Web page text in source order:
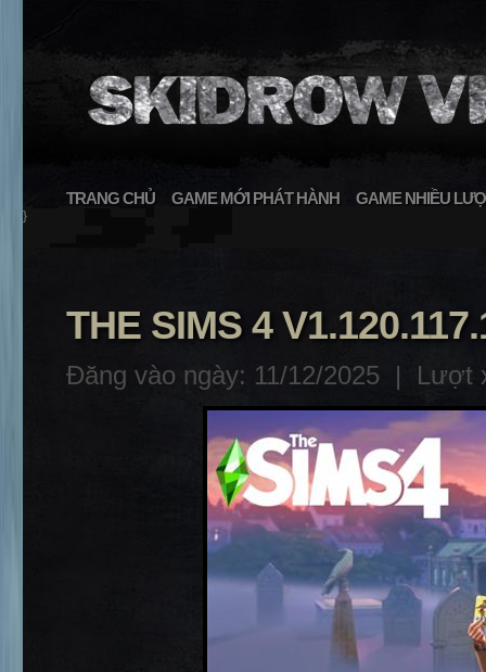
TRANG CHỦ GAME MỚI PHÁT HÀNH GAME NHIỀU
}
THE SIMS 4
Đăng vào ngày: 11/12/2025 | Lượt